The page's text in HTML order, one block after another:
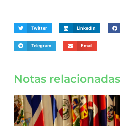
Twitter LinkedIn
Telegram Email
Notas relacionadas